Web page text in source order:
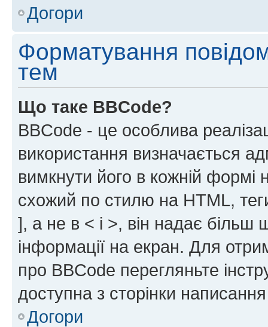
Догори
Форматування
тем
Що таке BBCode?
BBCode - це особлива
використання визначається
вимкнути його в кожній
схожий по стилю на HTML,
], а не в < і >, він надає більш
інформації на екран. Для
про BBCode перегляньте
доступна з сторінки
Догори